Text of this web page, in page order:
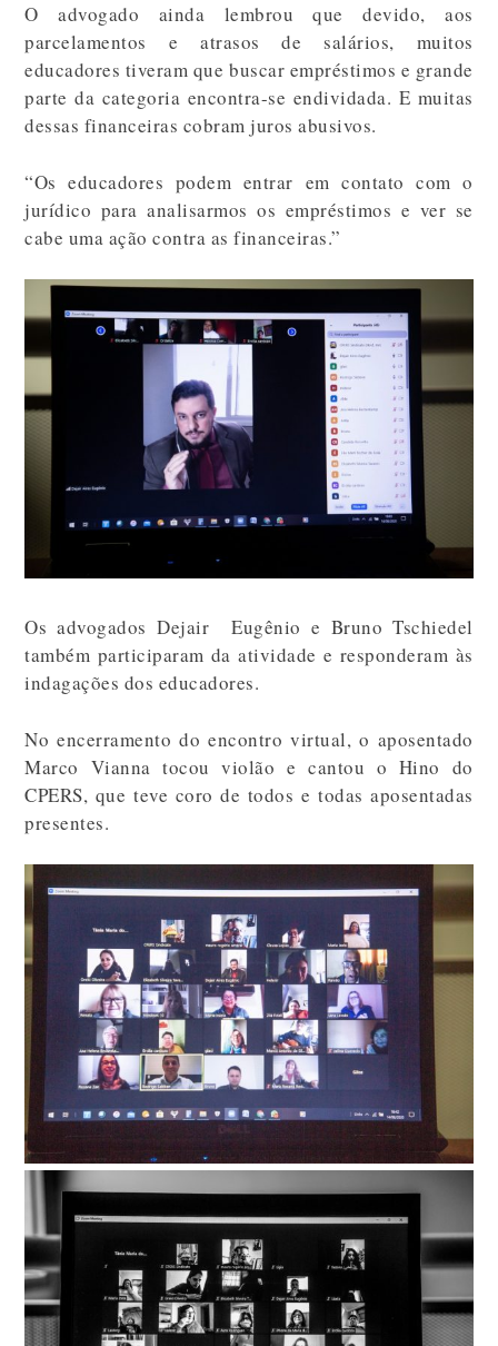
O advogado ainda lembrou que devido, aos
parcelamentos e atrasos de salários, muitos
educadores tiveram que buscar empréstimos e grande
parte da categoria encontra-se endividada. E muitas
dessas financeiras cobram juros abusivos.
“Os educadores podem entrar em contato com o
jurídico para analisarmos os empréstimos e ver se
cabe uma ação contra as financeiras.”
Os advogados Dejair Eugênio e Bruno Tschiedel
também participaram da atividade e responderam às
indagações dos educadores.
No encerramento do encontro virtual, o aposentado
Marco Vianna tocou violão e cantou o Hino do
CPERS, que teve coro de todos e todas aposentadas
presentes.